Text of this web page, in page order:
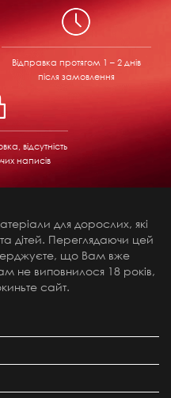
Відправка протягом 1 – 2 днів
після замовлення
відсутність
написів
для дорослих, які
та дітей. Переглядаючи цей
що Вам вже
не виповнилося 18 років,
сайт.